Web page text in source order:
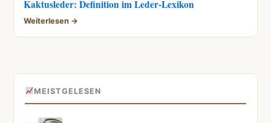
Kaktusleder: Definition im Leder-Lexikon
Weiterlesen →
MEISTGELESEN